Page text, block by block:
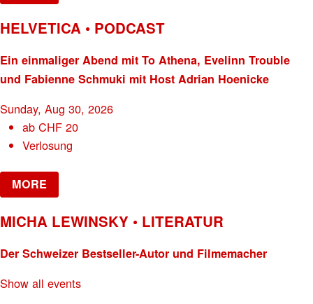
HELVETICA • PODCAST
Ein einmaliger Abend mit To Athena, Evelinn Trouble
und Fabienne Schmuki mit Host Adrian Hoenicke
Sunday, Aug 30, 2026
abCHF 20
Verlosung
MORE
MICHA LEWINSKY • LITERATUR
Der Schweizer Bestseller-Autor und Filmemacher
Show all events